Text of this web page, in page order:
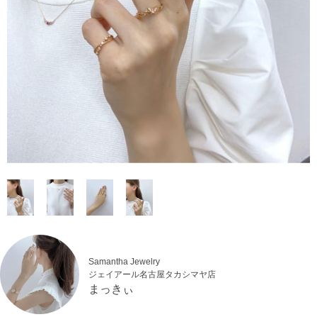
Samantha Jewelry
ジェイアール名古屋タカシマヤ店
まっきぃ